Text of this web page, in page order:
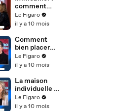
comment
faire les bons
choix dans un
d'instabilité ?
Le Figaro
il y a 10 mois
Comment
bien placer
son argent
dans
Le Figaro
il y a 10 mois
La maison
individuelle et
les conditions
de
Le Figaro
il y a 10 mois